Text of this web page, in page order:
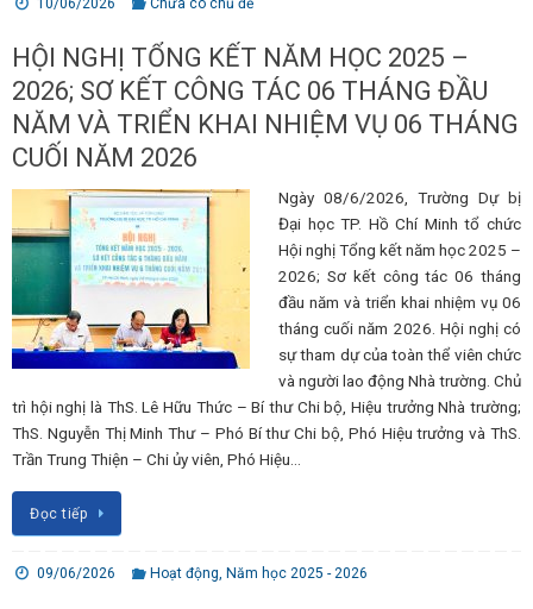
10/06/2026 Chưa có chủ đề
HỘI NGHỊ TỔNG KẾT NĂM HỌC 2025 –
2026; SƠ KẾT CÔNG TÁC 06 THÁNG ĐẦU
NĂM VÀ TRIỂN KHAI NHIỆM VỤ 06 THÁNG
CUỐI NĂM 2026
Ngày 08/6/2026, Trường Dự bị
Đại học TP. Hồ Chí Minh tổ chức
Hội nghị Tổng kết năm học 2025 –
2026; Sơ kết công tác 06 tháng
đầu năm và triển khai nhiệm vụ 06
tháng cuối năm 2026. Hội nghị có
sự tham dự của toàn thể viên chức
và người lao động Nhà trường. Chủ
trì hội nghị là ThS. Lê Hữu Thức – Bí thư Chi bộ, Hiệu trưởng Nhà trường;
ThS. Nguyễn Thị Minh Thư – Phó Bí thư Chi bộ, Phó Hiệu trưởng và ThS.
Trần Trung Thiện – Chi ủy viên, Phó Hiệu…
Đọc tiếp
09/06/2026 Hoạt động ,Năm học 2025 - 2026